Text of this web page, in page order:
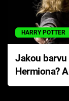
HARRY POTTER
Jakou
Hermiona?
Pottera